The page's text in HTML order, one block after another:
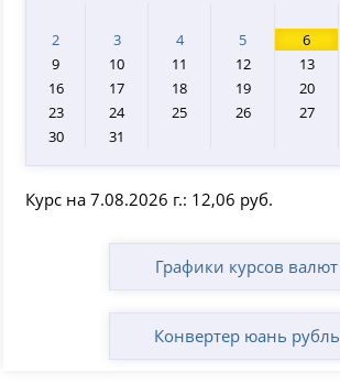
2
3 4 5 6
9
10 11 12 13
16
17 18 19 20
23
24 25 26 27
30
31
Курс на 7.08.2026 г.: 12,06 руб.
Графики курсов валют
Конвертер юань рубль